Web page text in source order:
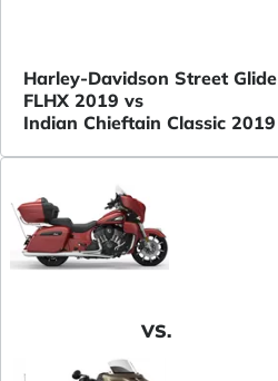
Harley-Davidson Street Glide
FLHX 2019 vs
Indian Chieftain Classic 2019
VS.